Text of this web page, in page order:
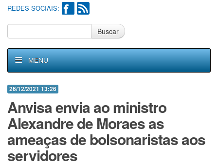
REDES SOCIAIS:
Buscar
MENU
26/12/2021 13:26
Anvisa envia ao ministro
Alexandre de Moraes as
ameaças de bolsonaristas aos
servidores